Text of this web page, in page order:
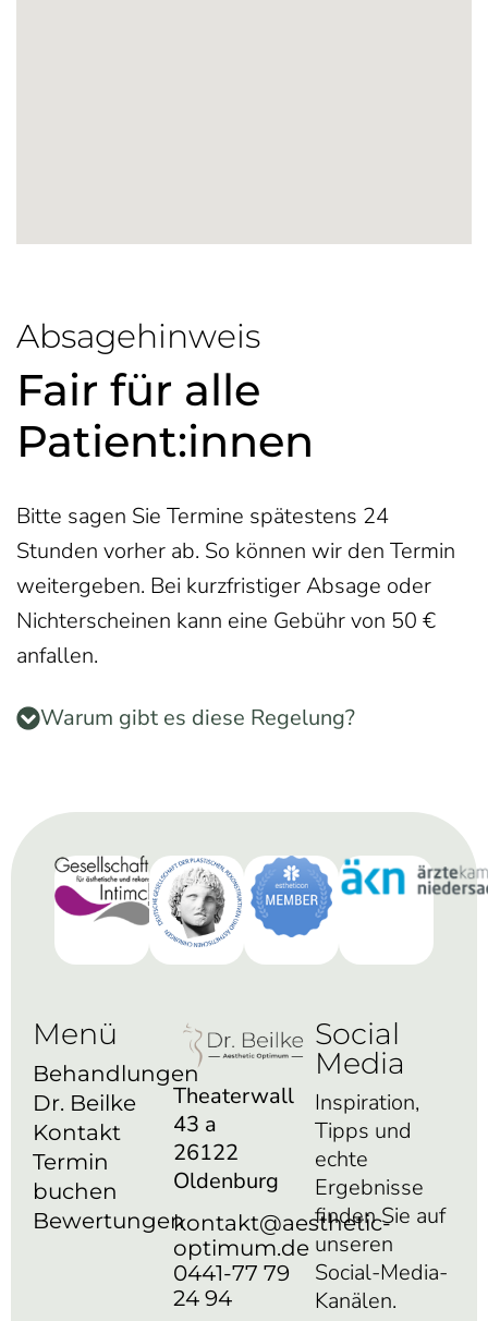
Warum gibt es diese Regelung?
Absagehinweis
Fair für alle
Patient:innen
Bitte sagen Sie Termine spätestens 24
Stunden vorher ab. So können wir den Termin
weitergeben. Bei kurzfristiger Absage oder
Nichterscheinen kann eine Gebühr von 50 €
anfallen.
Menü
Behandlungen
Dr. Beilke
Kontakt
Termin
buchen
Bewertungen
Theaterwall
43 a
26122
Oldenburg
kontakt@aesthetic-
optimum.de
0441-77 79
24 94
Social
Media
Inspiration,
Tipps und
echte
Ergebnisse
finden Sie auf
unseren
Social-Media-
Kanälen.